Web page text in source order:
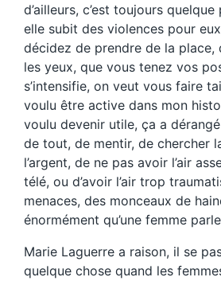
d’ailleurs, c’est toujours
elle subit des violences pour
décidez de prendre de la place,
les yeux, que vous tenez vos
s’intensifie, on veut vous faire
voulu être active dans mon
voulu devenir utile, ça a
de tout, de mentir, de chercher
l’argent, de ne pas avoir l’air
télé, ou d’avoir l’air trop
menaces, des monceaux de
énormément qu’une femme
Marie Laguerre a raison, il se
quelque chose quand les